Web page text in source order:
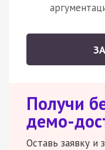
Получи
демо-
Оставь заявку и